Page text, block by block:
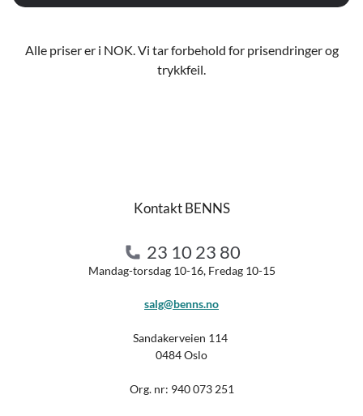
Alle priser er i NOK. Vi tar forbehold for prisendringer og
trykkfeil.
Kontakt BENNS
23 10 23 80
Mandag-torsdag 10-16, Fredag 10-15
salg@benns.no
Sandakerveien 114
0484 Oslo
Org. nr: 940 073 251